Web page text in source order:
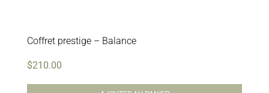
Coffret prestige – Balance
$210.00